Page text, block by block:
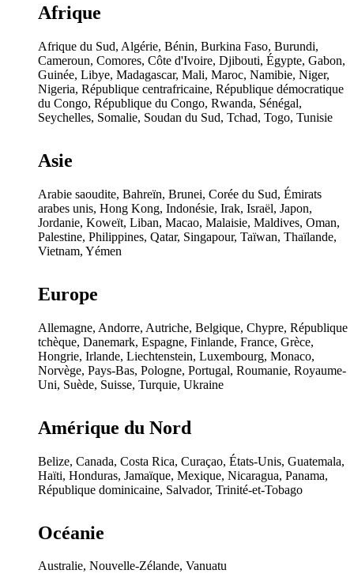
Afrique
Afrique du Sud, Algérie, Bénin, Burkina Faso, Burundi,
Cameroun, Comores, Côte d'Ivoire, Djibouti, Égypte, Gabon,
Guinée, Libye, Madagascar, Mali, Maroc, Namibie, Niger,
Nigeria, République centrafricaine, République démocratique
du Congo, République du Congo, Rwanda, Sénégal,
Seychelles, Somalie, Soudan du Sud, Tchad, Togo, Tunisie
Asie
Arabie saoudite, Bahreïn, Brunei, Corée du Sud, Émirats
arabes unis, Hong Kong, Indonésie, Irak, Israël, Japon,
Jordanie, Koweït, Liban, Macao, Malaisie, Maldives, Oman,
Palestine, Philippines, Qatar, Singapour, Taïwan, Thaïlande,
Vietnam, Yémen
Europe
Allemagne, Andorre, Autriche, Belgique, Chypre, République
tchèque, Danemark, Espagne, Finlande, France, Grèce,
Hongrie, Irlande, Liechtenstein, Luxembourg, Monaco,
Norvège, Pays-Bas, Pologne, Portugal, Roumanie, Royaume-
Uni, Suède, Suisse, Turquie, Ukraine
Amérique du Nord
Belize, Canada, Costa Rica, Curaçao, États-Unis, Guatemala,
Haïti, Honduras, Jamaïque, Mexique, Nicaragua, Panama,
République dominicaine, Salvador, Trinité-et-Tobago
Océanie
Australie, Nouvelle-Zélande, Vanuatu